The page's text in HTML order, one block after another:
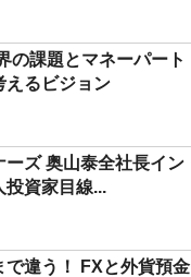
の課題とマネーパート
えるビジョン
ーズ 奥山泰全社長イン
投資家目線...
で違う！ FXと外貨預金